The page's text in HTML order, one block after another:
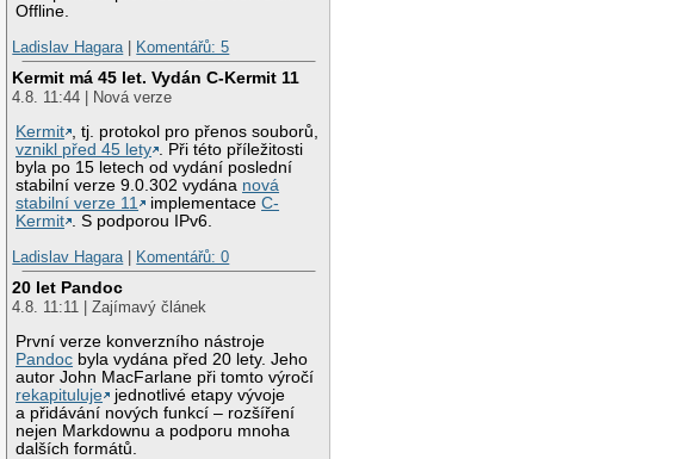
Offline.
Ladislav Hagara | Komentářů: 5
Kermit má 45 let. Vydán C-Kermit 11
4.8. 11:44 | Nová verze
Kermit , tj. protokol pro přenos souborů,
vznikl před 45 lety . Při této příležitosti
byla po 15 letech od vydání poslední
stabilní verze 9.0.302 vydána nová
stabilní verze 11
implementaceC-
Kermit . S podporou IPv6.
Ladislav Hagara | Komentářů: 0
20 let Pandoc
4.8. 11:11 | Zajímavý článek
První verze konverzního nástroje
Pandoc byla vydána před 20 lety. Jeho
autor John MacFarlane při tomto výročí
rekapituluje
jednotlivé etapy vývoje
a přidávání nových funkcí – rozšíření
nejen Markdownu a podporu mnoha
dalších formátů.